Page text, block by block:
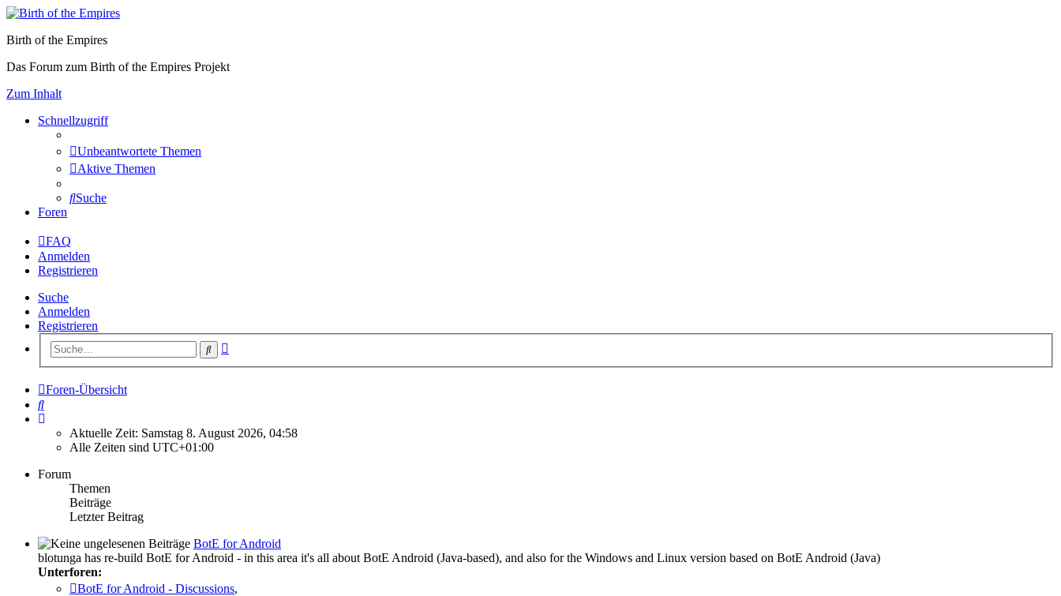
Birth of the Empires
Das Forum zum Birth of the Empires Projekt
Zum Inhalt
Schnellzugriff
Unbeantwortete Themen
Aktive Themen
Suche
Foren
FAQ
Anmelden
Registrieren
Suche
Anmelden
Registrieren
Suche
Foren-Übersicht
Suche
Aktuelle Zeit: Samstag 8. August 2026, 04:58
Alle Zeiten sind UTC+01:00
Forum
Themen
Beiträge
Letzter Beitrag
BotE for Android
blotunga has re-build BotE for Android - in this area it's all about BotE Android (Java-based), and also for the Windows and Linux version based on BotE Android (Java)
Unterforen:
BotE for Android - Discussions,